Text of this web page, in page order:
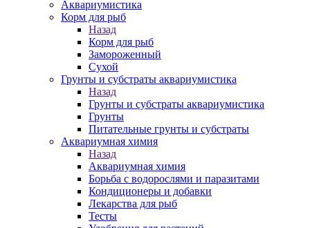
Аквариумистика
Корм для рыб
Назад
Корм для рыб
Замороженный
Сухой
Грунты и субстраты аквариумистика
Назад
Грунты и субстраты аквариумистика
Грунты
Питательные грунты и субстраты
Аквариумная химия
Назад
Аквариумная химия
Борьба с водорослями и паразитами
Кондиционеры и добавки
Лекарства для рыб
Тесты